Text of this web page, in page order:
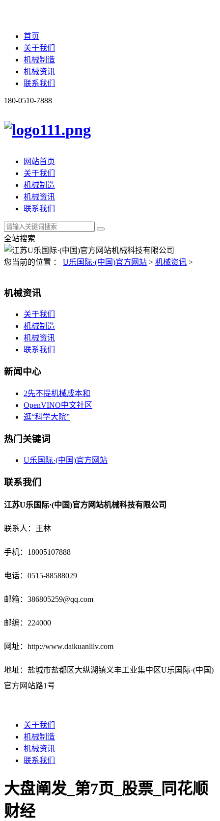
首页
关于我们
机械制造
机械资讯
联系我们
180-0510-7888
网站首页
关于我们
机械制造
机械资讯
联系我们
全站搜索
您当前的位置 ： U乐国际·(中国)官方网站 > 机械资讯 >
机械资讯
关于我们
机械制造
机械资讯
联系我们
新闻中心
2先不提机械成本和
OpenVINO中文社区
逛“科学大院”
热门关键词
U乐国际·(中国)官方网站
联系我们
江苏U乐国际·(中国)官方网站机械科技有限公司
联系人：王林
手机：18005107888
电话： 0515-88588029
邮箱： 386805259@qq.com
邮编：224000
网址：http://www.daikuanlilv.com
地址：盐城市盐都区大纵湖镇义丰工业集中区U乐国际·(中国)
官方网站路1号
关于我们
机械制造
机械资讯
联系我们
大盘阐发_第7页_股票_同花顺
财经